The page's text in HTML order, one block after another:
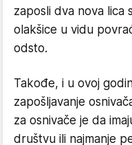
zaposli dva nova lica
olakšice u vidu
odsto.
Takođe, i u ovoj
zapošljavanje
za osnivače je da
društvu ili najmanje